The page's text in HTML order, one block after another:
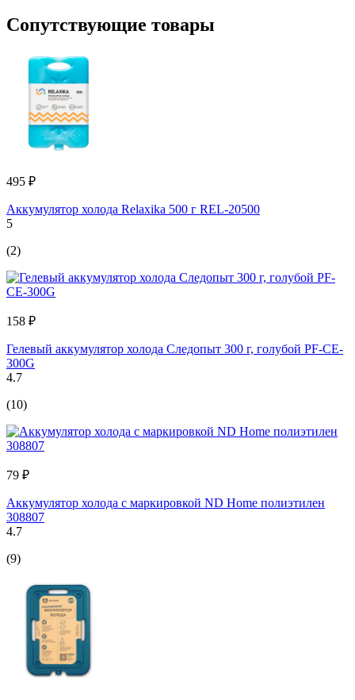
Сопутствующие товары
495 ₽
Аккумулятор холода Relaxika 500 г REL-20500
5
(2)
158 ₽
Гелевый аккумулятор холода Следопыт 300 г, голубой PF-CE-
300G
4.7
(10)
79 ₽
Аккумулятор холода с маркировкой ND Home полиэтилен
308807
4.7
(9)